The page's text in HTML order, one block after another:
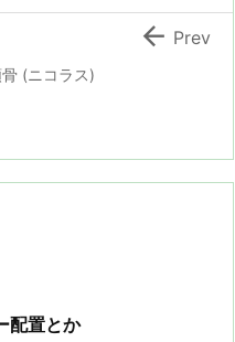
(ニコラス)
 Prev
配置とか